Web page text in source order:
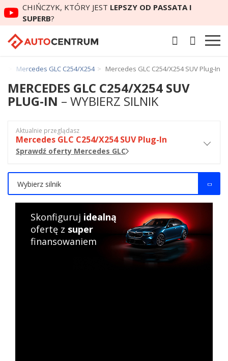
CHIŃCZYK, KTÓRY JEST LEPSZY OD PASSATA I
SUPERB?
Mercedes GLC C254/X254 Mercedes GLC C254/X254 SUV Plug-In
MERCEDES GLC C254/X254 SUV
PLUG-IN – WYBIERZ SILNIK
Aktualnie przeglądasz
Mercedes GLC C254/X254 SUV Plug-In
Sprawdź oferty Mercedes GLC
Wybierz silnik
Skonfiguruj idealną
ofertę z super
finansowaniem